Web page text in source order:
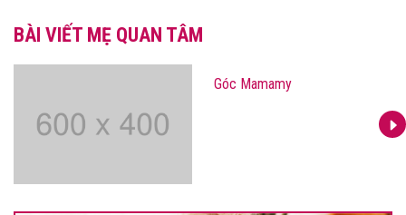
BÀI VIẾT MẸ QUAN TÂM
Góc Mamamy